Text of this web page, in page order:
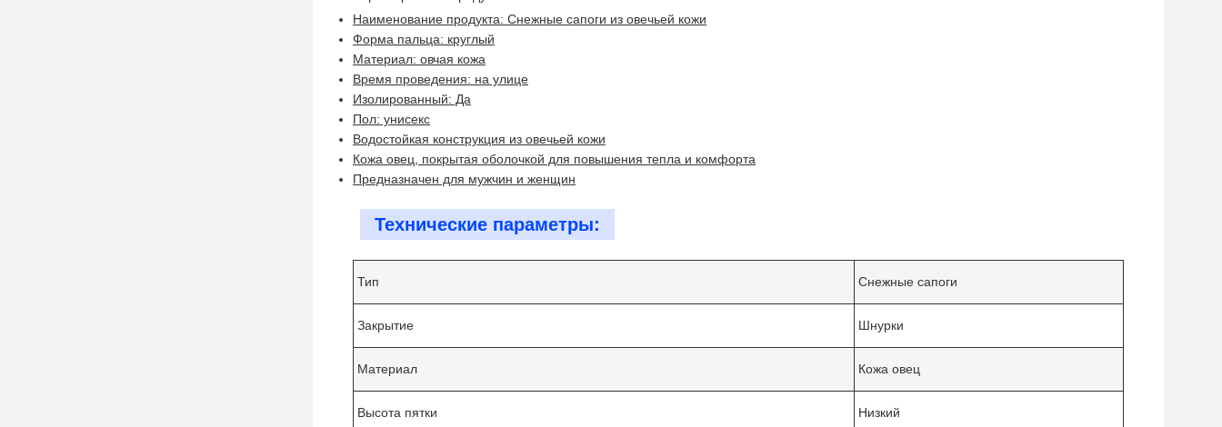
Наименование продукта: Снежные сапоги из овечьей кожи
Форма пальца: круглый
Материал: овчая кожа
Время проведения: на улице
Изолированный: Да
Пол: унисекс
Водостойкая конструкция из овечьей кожи
Кожа овец, покрытая оболочкой для повышения тепла и комфорта
Предназначен для мужчин и женщин
Технические параметры:
Тип Снежные сапоги
Закрытие Шнурки
Материал Кожа овец
Высота пятки Низкий